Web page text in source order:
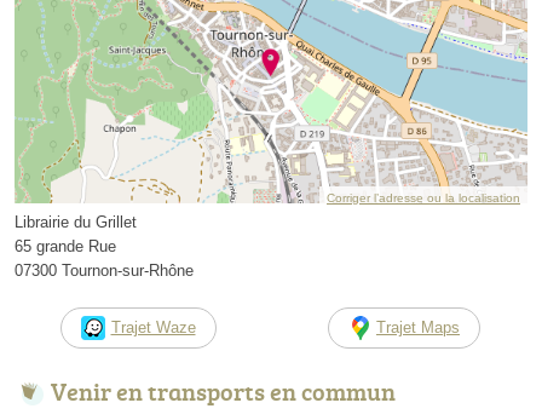
Corriger l’adresse ou la localisation
Librairie du Grillet
65 grande Rue
07300 Tournon-sur-Rhône
Trajet Waze Trajet Maps
Venir en transports en commun